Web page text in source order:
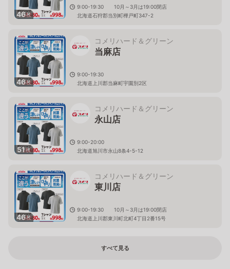
46枚
9:00-19:30 10月～3月は19:00閉店
北海道石狩郡当別町樺戸町347-2
46枚
コメリハード＆グリーン
当麻店
9:00-19:30
北海道上川郡当麻町宇園別2区
51枚
コメリハード＆グリーン
永山店
9:00-20:00
北海道旭川市永山8条4-5-12
46枚
コメリハード＆グリーン
東川店
9:00-19:30 10月～3月は19:00閉店
北海道上川郡東川町北町4丁目2番15号
すべて見る